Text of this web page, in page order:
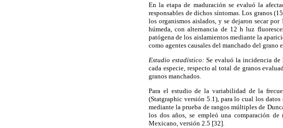
En la etapa de maduración se evaluó la
responsables de dichos síntomas. Los granos
los organismos aislados, y se dejaron secar
húmeda, con alternancia de 12 h luz
patógena de los aislamientos mediante la
como agentes causales del manchado del grano
Estudio estadístico: Se evaluó la incidencia de
cada especie, respecto al total de granos
granos manchados.
Para el estudio de la variabilidad de la
(Statgraphic versión 5.1), para lo cual los
mediante la prueba de rangos múltiples de
los dos años, se empleó una comparación
Mexicano, versión 2.5 [32].